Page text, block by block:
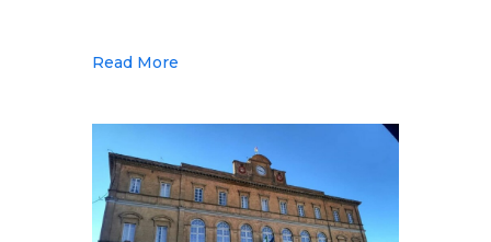
Read More